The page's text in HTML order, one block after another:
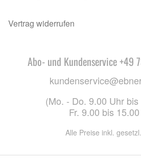
Vertrag widerrufen
Abo- und Kundenservice
(Mo. - Do. 9.00 Uhr
Fr. 9.00 bis
Alle Preise inkl.